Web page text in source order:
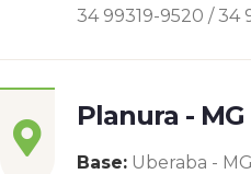
34 99319-9520 / 34
Planura - MG
Base: Uberaba - MG